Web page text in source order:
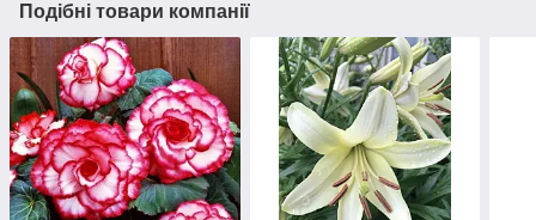
Подібні товари компанії